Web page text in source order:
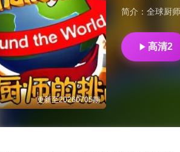
更新至20260705期
简介： 全球厨
高清2